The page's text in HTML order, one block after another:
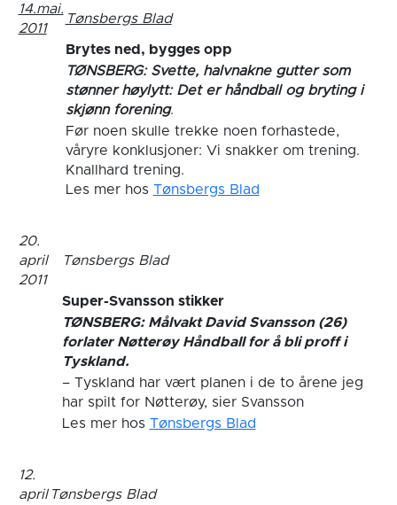
14.mai.
2011
Tønsbergs Blad
Brytes ned, bygges opp
TØNSBERG: Svette, halvnakne gutter som
stønner høylytt: Det er håndball og bryting i
skjønn forening.
Før noen skulle trekke noen forhastede,
våryre konklusjoner: Vi snakker om trening.
Knallhard trening.
Les mer hos Tønsbergs Blad
20.
april
2011
Tønsbergs Blad
Super-Svansson stikker
TØNSBERG: Målvakt David Svansson (26)
forlater Nøtterøy Håndball for å bli proff i
Tyskland.
– Tyskland har vært planen i de to årene jeg
har spilt for Nøtterøy, sier Svansson
Les mer hos Tønsbergs Blad
12.
april Tønsbergs Blad